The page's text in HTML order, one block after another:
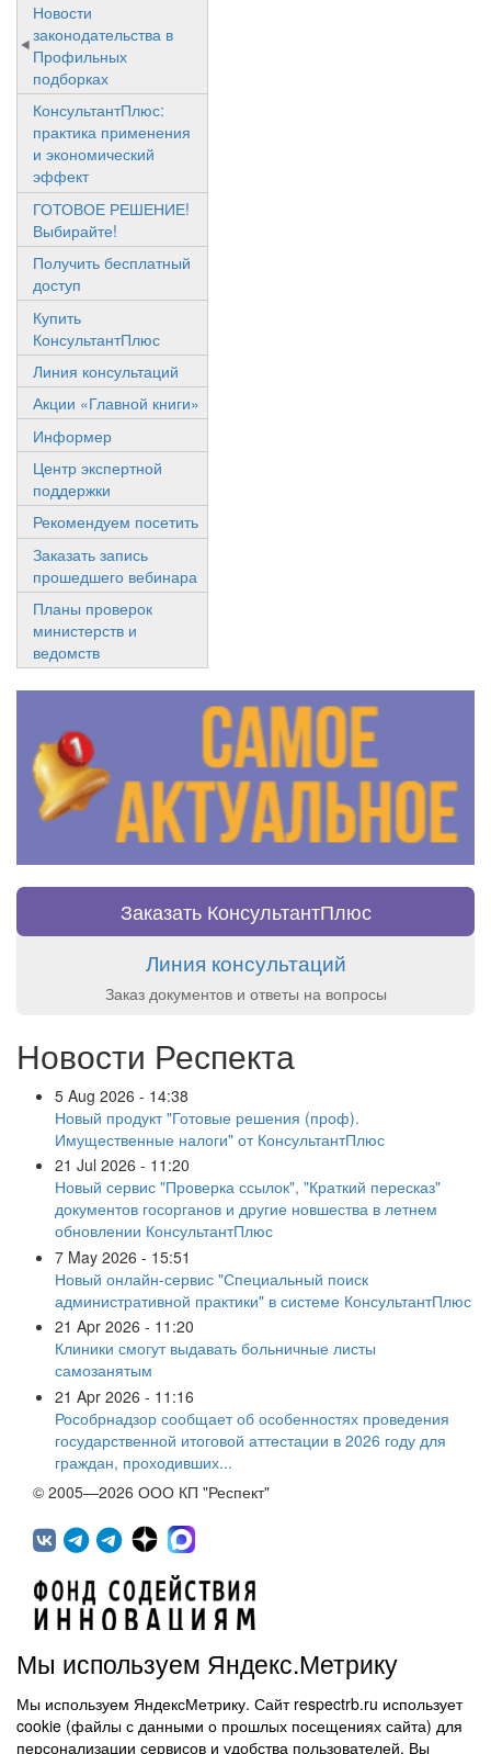
Новости
законодательства в
Профильных
подборках
КонсультантПлюс:
практика применения
и экономический
эффект
ГОТОВОЕ РЕШЕНИЕ!
Выбирайте!
Получить бесплатный
доступ
Купить
КонсультантПлюс
Линия консультаций
Акции «Главной книги»
Информер
Центр экспертной
поддержки
Рекомендуем посетить
Заказать запись
прошедшего вебинара
Планы проверок
министерств и
ведомств
Заказать КонсультантПлюс
Линия консультаций
Заказ документов и ответы на вопросы
Новости Респекта
5 Aug 2026 - 14:38
Новый продукт "Готовые решения (проф).
Имущественные налоги" от КонсультантПлюс
21 Jul 2026 - 11:20
Новый сервис "Проверка ссылок", "Краткий пересказ"
документов госорганов и другие новшества в летнем
обновлении КонсультантПлюс
7 May 2026 - 15:51
Новый онлайн-сервис "Специальный поиск
административной практики" в системе КонсультантПлюс
21 Apr 2026 - 11:20
Клиники смогут выдавать больничные листы
самозанятым
21 Apr 2026 - 11:16
Рособрнадзор сообщает об особенностях проведения
государственной итоговой аттестации в 2026 году для
граждан, проходивших...
© 2005—2026 ООО КП "Респект"
450071, г.Уфа, ул. 50 лет СССР, д.48 корп.1, офис 307
(347) 291 20 70
Мы используем Яндекс.Метрику
Мы используем ЯндексМетрику. Сайт respectrb.ru использует
cookie (файлы с данными о прошлых посещениях сайта) для
персонализации сервисов и удобства пользователей. Вы